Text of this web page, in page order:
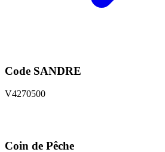
Code SANDRE
V4270500
Coin de Pêche